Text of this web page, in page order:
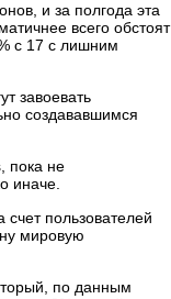
и за полгода эта
всего обстоят
с 17 с лишним
завоевать
создававшимся
пока не
иначе.
пользователей
мировую
по данным